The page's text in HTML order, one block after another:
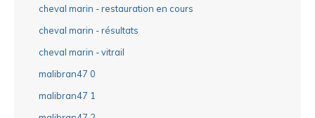
cheval marin - restauration en cours
cheval marin - résultats
cheval marin - vitrail
malibran47 0
malibran47 1